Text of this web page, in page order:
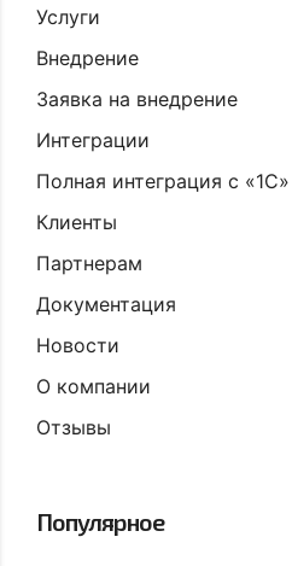
Услуги
Внедрение
Заявка на внедрение
Интеграции
Полная интеграция с «1С»
Клиенты
Партнерам
Документация
Новости
О компании
Отзывы
Популярное